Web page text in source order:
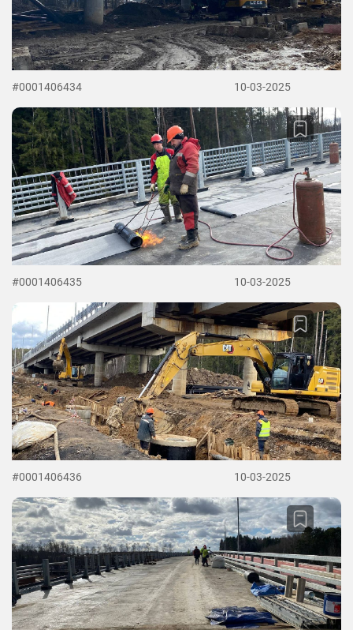
#0001406434 10-03-2025
#0001406435 10-03-2025
#0001406436 10-03-2025